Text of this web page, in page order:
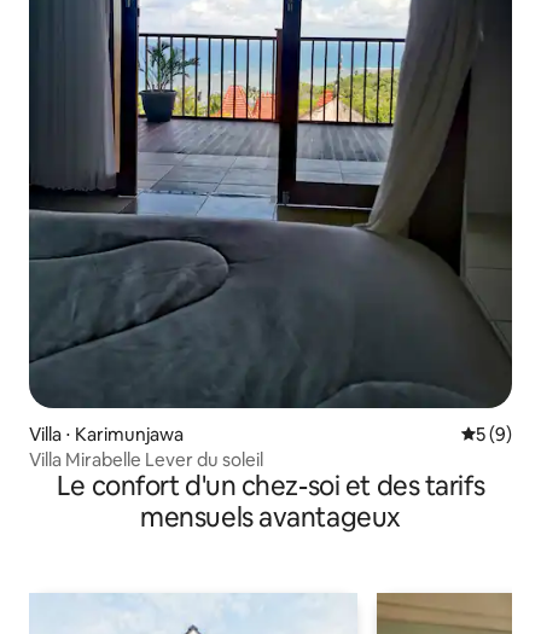
Villa ⋅ Karimunjawa
5 (9)
Villa Mirabelle Lever du soleil
Le confort d'un chez-soi et des tarifs
mensuels avantageux